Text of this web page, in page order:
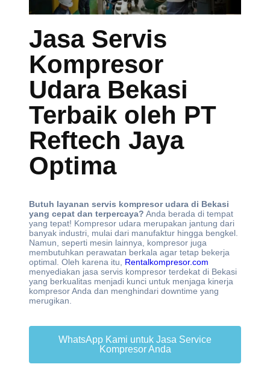
Jasa Servis
Kompresor
Udara Bekasi
Terbaik oleh PT
Reftech Jaya
Optima
Butuh layanan servis kompresor udara di Bekasi
yang cepat dan terpercaya? Anda berada di tempat
yang tepat! Kompresor udara merupakan jantung dari
banyak industri, mulai dari manufaktur hingga bengkel.
Namun, seperti mesin lainnya, kompresor juga
membutuhkan perawatan berkala agar tetap bekerja
optimal. Oleh karena itu, Rentalkompresor.com
menyediakan jasa servis kompresor terdekat di Bekasi
yang berkualitas menjadi kunci untuk menjaga kinerja
kompresor Anda dan menghindari downtime yang
merugikan.
WhatsApp Kami untuk Jasa Service
Kompresor Anda